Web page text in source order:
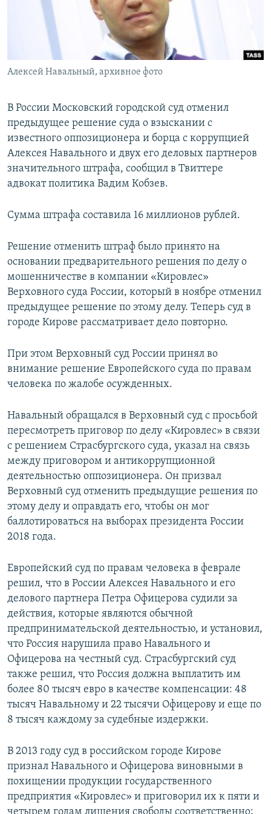
ПОБЕДИТЕЛЕЙ НЕ СУДЯТ?
КРЫМ.НЕПОКОРЕННЫЙ
УКРАИНСКАЯ ПРОБЛЕМА КРЫМА
ПРИСОЕДИНЯЙТЕСЬ!
Алексей Навальный, архивное фото
В России Московский городской суд отменил
предыдущее решение суда о взыскании с
известного оппозиционера и борца с коррупцией
Алексея Навального и двух его деловых партнеров
значительного штрафа, сообщил в Твиттере
адвокат политика Вадим Кобзев.
Сумма штрафа составила 16 миллионов рублей.
Решение отменить штраф было принято на
основании предварительного решения по делу о
мошенничестве в компании «Кировлес»
Верховного суда России, который в ноябре отменил
предыдущее решение по этому делу. Теперь суд в
городе Кирове рассматривает дело повторно.
При этом Верховный суд России принял во
внимание решение Европейского суда по правам
человека по жалобе осужденных.
Навальный обращался в Верховный суд с просьбой
пересмотреть приговор по делу «Кировлес» в связи
с решением Страсбургского суда, указал на связь
между приговором и антикоррупционной
деятельностью оппозиционера. Он призвал
Верховный суд отменить предыдущие решения по
этому делу и оправдать его, чтобы он мог
баллотироваться на выборах президента России
2018 года.
Европейский суд по правам человека в феврале
решил, что в России Алексея Навального и его
делового партнера Петра Офицерова судили за
действия, которые являются обычной
предпринимательской деятельностью, и установил,
что Россия нарушила право Навального и
Офицерова на честный суд. Страсбургский суд
также решил, что Россия должна выплатить им
более 80 тысяч евро в качестве компенсации: 48
тысяч Навальному и 22 тысячи Офицерову и еще по
8 тысяч каждому за судебные издержки.
В 2013 году суд в российском городе Кирове
признал Навального и Офицерова виновными в
похищении продукции государственного
предприятия «Кировлес» и приговорил их к пяти и